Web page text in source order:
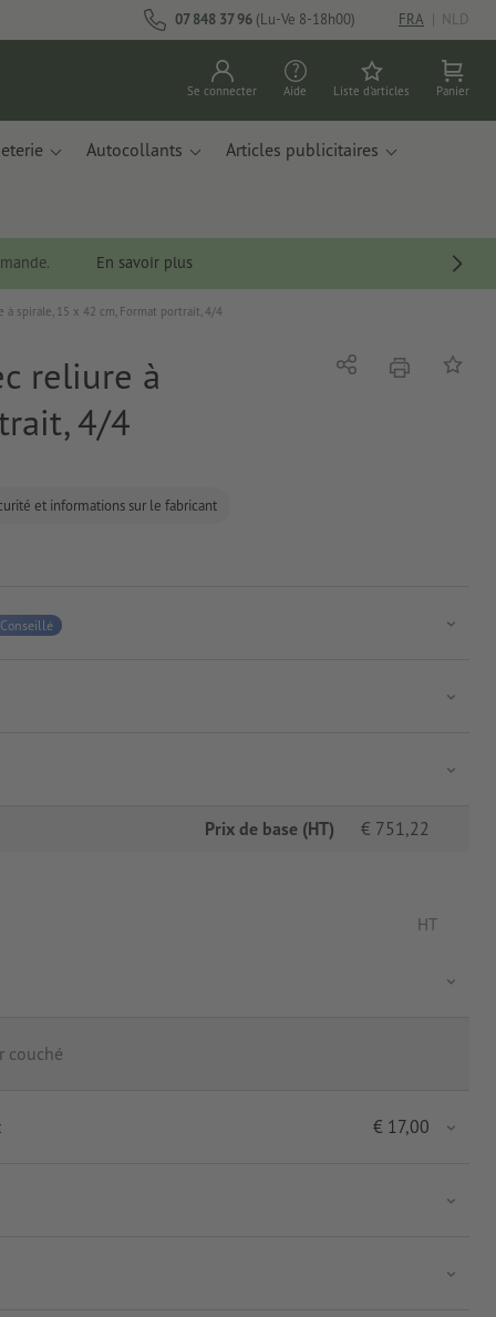
07 848 37 96 (Lu-Ve 8-18h00) FRA | NLD
Se connecter Aide Liste d'articles Panier
Autocollants Articles publicitaires
En savoir plus
à spirale, 15 x 42 cm, Format portrait, 4/4
reliure à
4/4
et informations sur le fabricant
Partagerimprimer
Conseillé
Prix de base (HT) € 751,22
HT
couché
€ 17,00